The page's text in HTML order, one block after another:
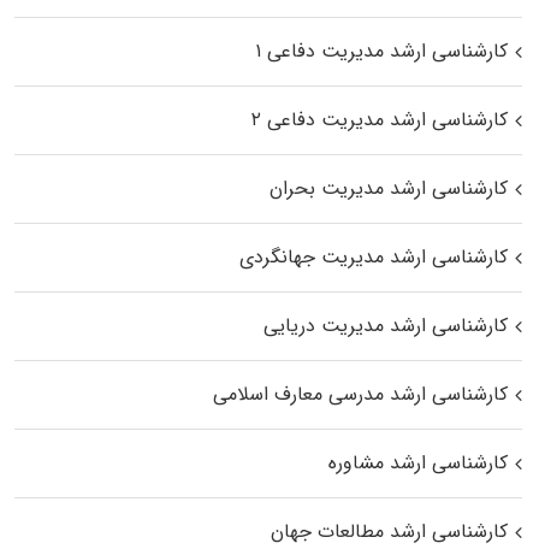
کارشناسی ارشد مدیریت دفاعی ۱
کارشناسی ارشد مدیریت دفاعی ۲
کارشناسی ارشد مدیریت بحران
کارشناسی ارشد مدیریت جهانگردی
کارشناسی ارشد مدیریت دریایی
کارشناسی ارشد مدرسی معارف اسلامی
کارشناسی ارشد مشاوره
کارشناسی ارشد مطالعات جهان